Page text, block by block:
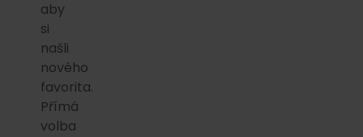
aby
si
našli
nového
favorita.
Přímá
volba